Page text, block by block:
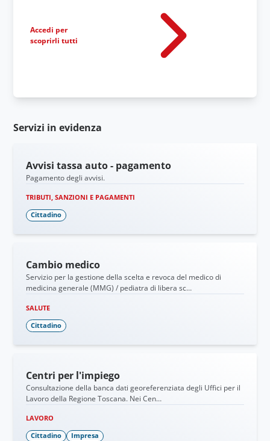
Accedi per
scoprirli tutti
Servizi in evidenza
Avvisi tassa auto - pagamento
Pagamento degli avvisi.
TRIBUTI, SANZIONI E PAGAMENTI
Cittadino
Cambio medico
Servizio per la gestione della scelta e revoca del medico di
medicina generale (MMG) / pediatra di libera sc…
SALUTE
Cittadino
Centri per l'impiego
Consultazione della banca dati georeferenziata degli Uffici per il
Lavoro della Regione Toscana. Nei Cen…
LAVORO
Cittadino Impresa